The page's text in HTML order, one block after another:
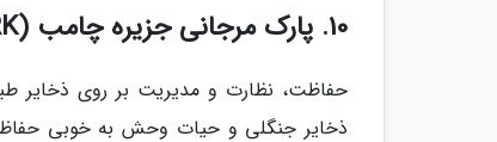
10. پارک مرجانی جزیره چامب (CHUMBE ISLAND CORAL PARK)، زنگبار (Zanzibar)
حفاظت، نظارت و مدیریت بر روی ذخایر
ذخایر جنگلی و حیات وحش به خوبی